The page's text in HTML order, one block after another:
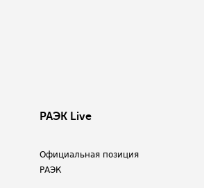
РАЭК Live
Официальная позиция
РАЭК